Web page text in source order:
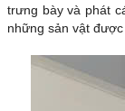
trưng bày và phát
những sản vật